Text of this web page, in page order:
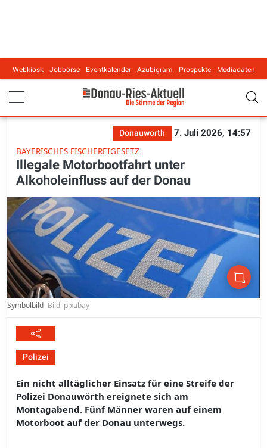
Main navigation
Webkiosk Jobbörse Eventkalender Azubigram Prospekte Mediadaten
Donauwörth
7. Juli 2026, 14:57
BAYERISCHES FISCHEREIGESETZ
Illegale Motorbootfahrt unter
Alkoholeinfluss auf der Donau
Symbolbild Bild: pixabay
Polizei
Ein nicht alltäglicher Einsatz für eine Streife der
Polizei Donauwörth ereignete sich am
Montagabend. Fünf Männer waren auf einem
Motorboot auf der Donau unterwegs.